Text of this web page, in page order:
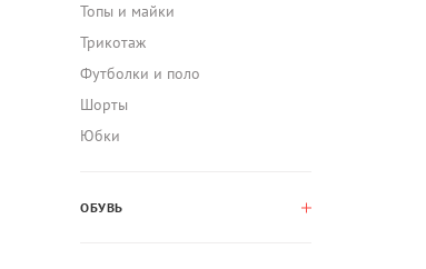
Топы и майки
Трикотаж
Футболки и поло
Шорты
Юбки
ОБУВЬ